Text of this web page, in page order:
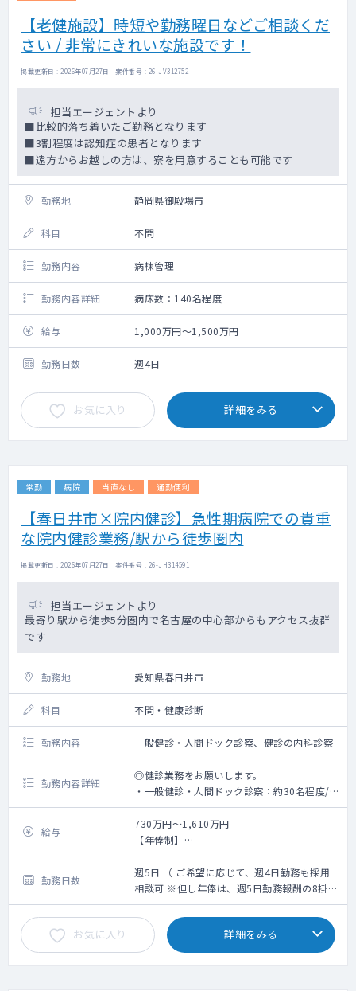
【老健施設】時短や勤務曜日などご相談くだ
さい / 非常にきれいな施設です！
掲載更新日 : 2026年07月27日 案件番号 : 26-JV312752
担当エージェントより
■比較的落ち着いたご勤務となります
■3割程度は認知症の患者となります
■遠方からお越しの方は、寮を用意することも可能です
勤務地 静岡県御殿場市
科目 不問
勤務内容 病棟管理
勤務内容詳細 病床数：140名程度
給与 1,000万円～1,500万円
勤務日数 週4日
お気に入り 詳細をみる
常勤 病院 当直なし 通勤便利
【春日井市×院内健診】急性期病院での貴重
な院内健診業務/駅から徒歩圏内
掲載更新日 : 2026年07月27日 案件番号 : 26-JH314591
担当エージェントより
最寄り駅から徒歩5分圏内で名古屋の中心部からもアクセス抜群
です
勤務地 愛知県春日井市
科目 不問・健康診断
勤務内容 一般健診・人間ドック診察、健診の内科診察
勤務内容詳細
◎健診業務をお願いします。
・一般健診・人間ドック診察：約30名程度/
コマ
・健診の内科診察
※業務内容に婦人科健診及び、読影は含まれ
ません
※業務内容に、乳房触診は含まれておりませ
ん。
・電子カルテ有（メーカー：ソフトウエアサ
ービス）
・オーダーリング有（メーカー：ソフトウエ
給与
730万円～1,610万円
【年俸制】
週5日勤務：730～1,610万(ご経験6年～30年
の場合)
＜モデル給与＞
※ご経験6年目の場合730万円、ご経験10年目
の場合1,040万円、ご経験20年目の場合
1,330万円、ご経験30年目の場合1,610万円
※但し、スキル等に応じてこの限りではない
※上記年俸幅は、採用面談での人物評価、業
勤務日数
週5日 （ ご希望に応じて、週4日勤務も採用
相談可 ※但し年俸は、週5日勤務報酬の8掛計
算となります ）
お気に入り 詳細をみる